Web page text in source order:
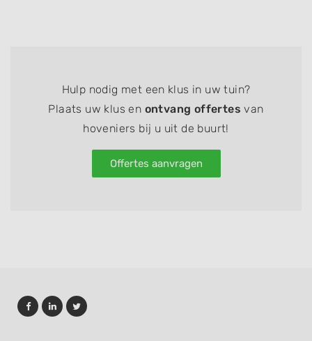
Hulp nodig met een klus in uw tuin?
Plaats uw klus en ontvang offertes van
hoveniers bij u uit de buurt!
Offertes aanvragen